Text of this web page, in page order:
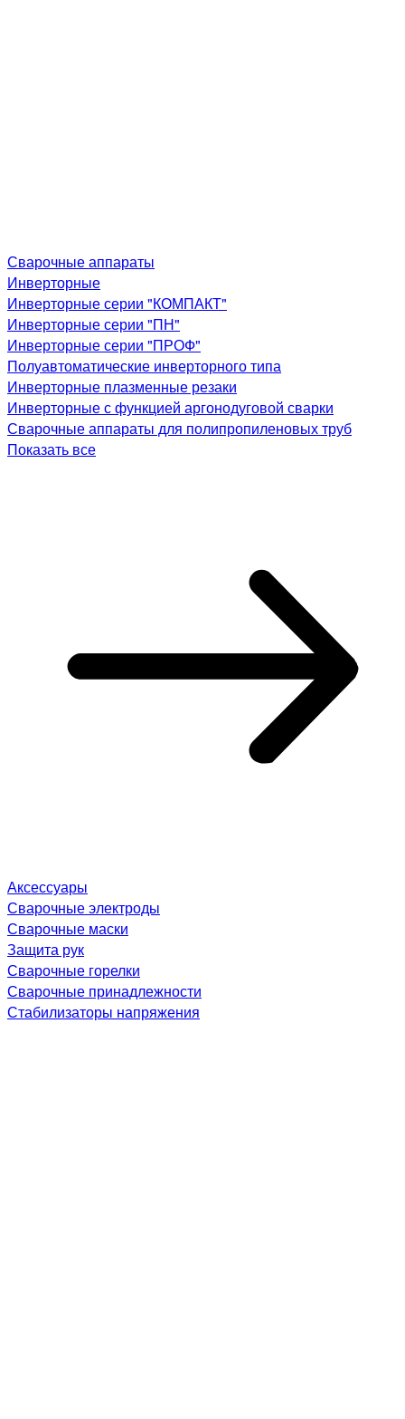
Сварочные аппараты
Инверторные
Инверторные серии "КОМПАКТ"
Инверторные серии "ПН"
Инверторные серии "ПРОФ"
Полуавтоматические инверторного типа
Инверторные плазменные резаки
Инверторные с функцией аргонодуговой сварки
Сварочные аппараты для полипропиленовых труб
Показать все
Аксессуары
Сварочные электроды
Сварочные маски
Защита рук
Сварочные горелки
Сварочные принадлежности
Стабилизаторы напряжения